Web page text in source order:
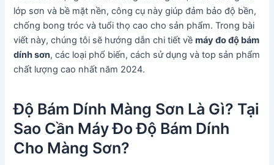
lớp sơn và bề mặt nền, công cụ này giúp đảm bảo độ bền,
chống bong tróc và tuổi thọ cao cho sản phẩm. Trong bài
viết này, chúng tôi sẽ hướng dẫn chi tiết vềmáy đo độ bám
dính sơn, các loại phổ biến, cách sử dụng và top sản phẩm
chất lượng cao nhất năm 2024.
Độ Bám Dính Màng Sơn Là Gì? Tại
Sao Cần Máy Đo Độ Bám Dính
Cho Màng Sơn?